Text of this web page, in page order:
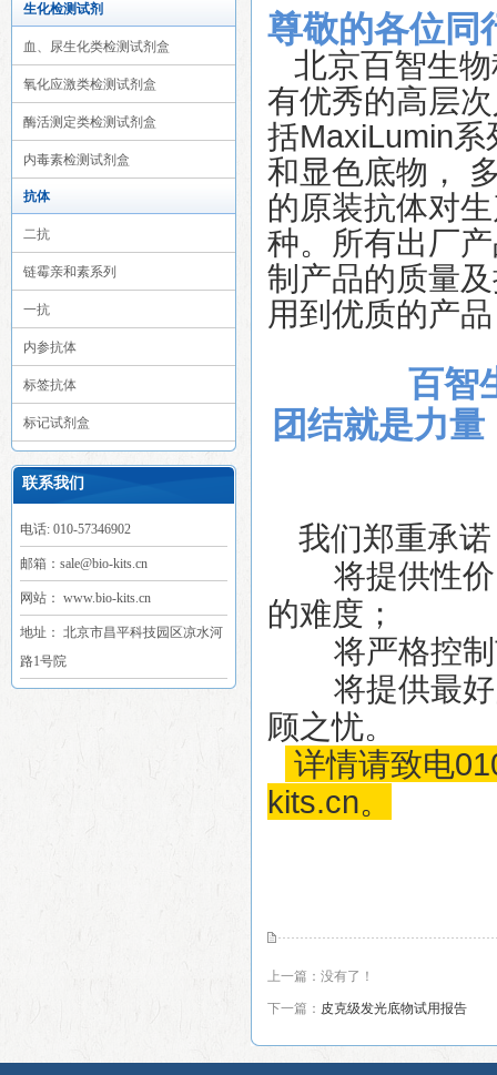
生化检测试剂
血、尿生化类检测试剂盒
氧化应激类检测试剂盒
酶活测定类检测试剂盒
内毒素检测试剂盒
抗体
二抗
链霉亲和素系列
一抗
内参抗体
标签抗体
标记试剂盒
联系我们
电话: 010-57346902
邮箱：sale@bio-kits.cn
网站： www.bio-kits.cn
地址： 北京市昌平科技园区凉水河
路1号院
尊敬的各位同
北京百智生
有优秀的高层
括MaxiLumin
和显色底物，
的原装抗体对
种。所有出厂
制产品的质量
用到优质的产
百智
团结就是力
我们郑重承
将提供性价
的难度；
将严格控制
将提供最好
顾之忧。
详情请致电
kits.cn。
上一篇：没有了！
下一篇： 皮克级发光底物试用报告